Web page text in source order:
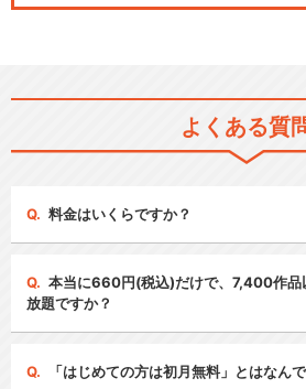
よくある質
料金はいくらですか？
本当に660円(税込)だけで、7,400作品
放題ですか？
「はじめての方は初月無料」とはなん